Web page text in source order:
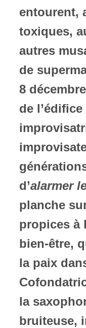
entourent,
toxiques,
autres
de
8
de
d’alarmer
planche
propices à
bien-être,
la paix
la
bruiteuse,